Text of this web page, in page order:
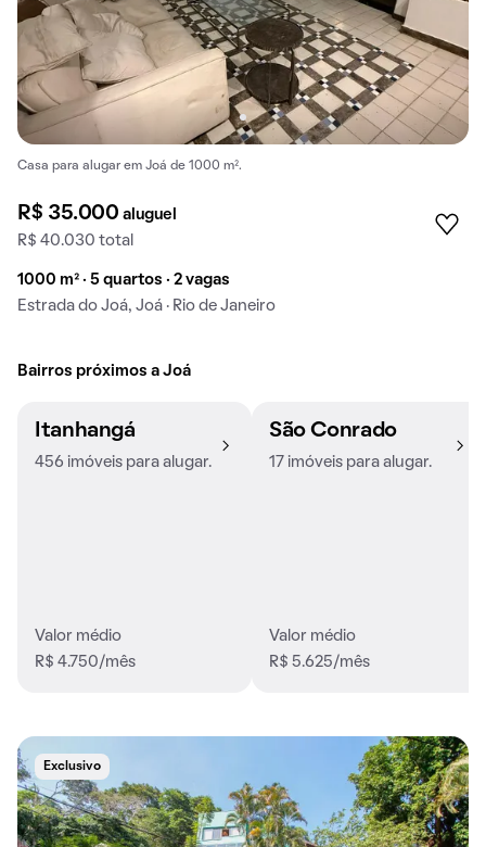
Casa para alugar em Joá de 1000 m².
R$ 35.000aluguel
R$ 40.030 total
1000 m² · 5 quartos · 2 vagas
Estrada do Joá, Joá · Rio de Janeiro
Bairros próximos a Joá
Itanhangá
456 imóveis para alugar.
Valor médio
R$ 4.750/mês
São Conrado
17 imóveis para alugar.
Valor médio
R$ 5.625/mês
Exclusivo